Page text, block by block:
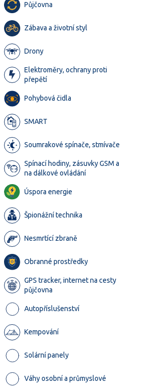
Půjčovna
Zábava a životní styl
Drony
Elektroměry, ochrany proti
přepětí
Pohybová čidla
SMART
Soumrakové spínače, stmívače
Spínací hodiny, zásuvky GSM a
na dálkové ovládání
Úspora energie
Špionážní technika
Nesmrtící zbraně
Obranné prostředky
GPS tracker, internet na cesty
půjčovna
Autopříslušenství
Kempování
Solární panely
Váhy osobní a průmyslové